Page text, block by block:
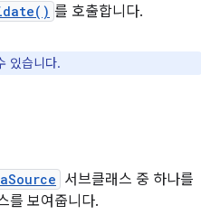
를 호출합니다.
있습니다.
서브클래스 중 하나를
를 보여줍니다.